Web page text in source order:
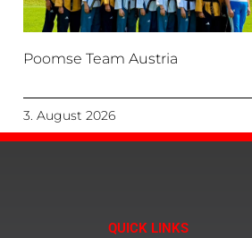
Poomse Team Austria
3. August 2026
QUICK LINKS